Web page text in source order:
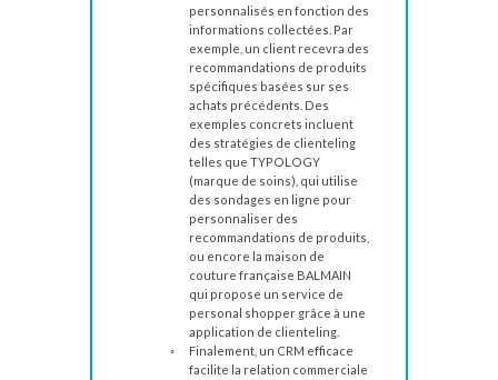
personnalisés en fonction des
informations collectées. Par
exemple, un client recevra des
recommandations de produits
spécifiques basées sur ses
achats précédents. Des
exemples concrets incluent
des stratégies de clienteling
telles que TYPOLOGY
(marque de soins), qui utilise
des sondages en ligne pour
personnaliser des
recommandations de produits,
ou encore la maison de
couture française BALMAIN
qui propose un service de
personal shopper grâce à une
application de clienteling.
Finalement, un CRM efficace
facilite la relation commerciale